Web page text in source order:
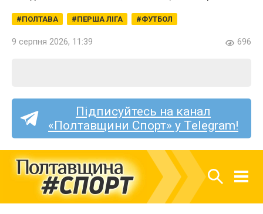
ПОЛТАВА ПЕРША ЛІГА ФУТБОЛ
9 серпня 2026, 11:39 696
Підписуйтесь на канал
«Полтавщини Спорт» у Telegram!